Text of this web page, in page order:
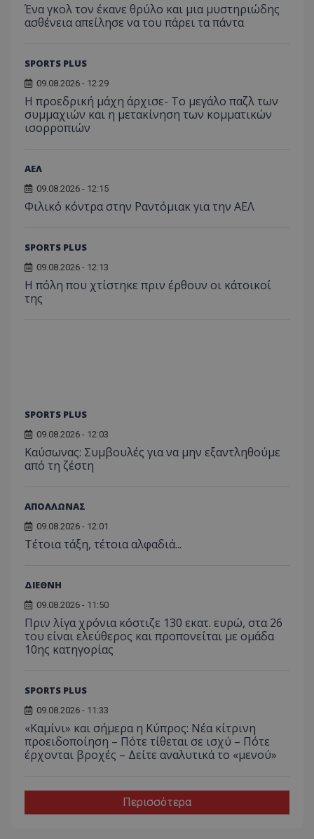
Ένα γκολ τον έκανε θρύλο και μια μυστηριώδης
ασθένεια απείλησε να του πάρει τα πάντα
SPORTS PLUS
09.08.2026 - 12:29
Η προεδρική μάχη άρχισε- Το μεγάλο παζλ των
συμμαχιών και η μετακίνηση των κομματικών
ισορροπιών
ΑΕΛ
09.08.2026 - 12:15
Φιλικό κόντρα στην Ραντόμιακ για την ΑΕΛ
SPORTS PLUS
09.08.2026 - 12:13
Η πόλη που χτίστηκε πριν έρθουν οι κάτοικοί
της
SPORTS PLUS
09.08.2026 - 12:03
Kαύσωνας: Συμβουλές για να μην εξαντληθούμε
από τη ζέστη
ΑΠΟΛΛΩΝΑΣ
09.08.2026 - 12:01
Τέτοια τάξη, τέτοια αλφαδιά...
ΔΙΕΘΝΗ
09.08.2026 - 11:50
Πριν λίγα χρόνια κόστιζε 130 εκατ. ευρώ, στα 26
του είναι ελεύθερος και προπονείται με ομάδα
10ης κατηγορίας
SPORTS PLUS
09.08.2026 - 11:33
«Καμίνι» και σήμερα η Κύπρος: Νέα κίτρινη
προειδοποίηση – Πότε τίθεται σε ισχύ – Πότε
έρχονται βροχές – Δείτε αναλυτικά το «μενού»
Περισσότερα